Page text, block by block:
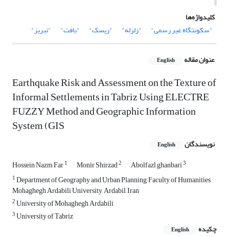
کلیدواژه‌ها
"سکونتگاه غیر رسمی"
"زلزله" "ریسک" "بافت" "تبریز"
عنوان مقاله English
Earthquake Risk and Assessment on the Texture of
Informal Settlements in Tabriz Using ELECTRE
FUZZY Method and Geographic Information
System (GIS
نویسندگان English
Hossein Nazm Far1 Monir Shirzad2 Abolfazl ghanbari3
1Department of Geography and Urban Planning, Faculty of Humanities,
Mohaghegh Ardabili University, Ardabil, Iran
2University of Mohaghegh Ardabili
3University of Tabriz
چکیده
English